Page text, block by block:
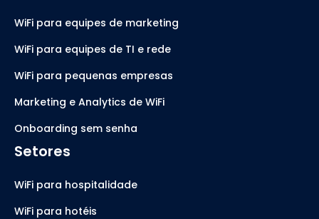
WiFi para equipes de marketing
WiFi para equipes de TI e rede
WiFi para pequenas empresas
Marketing e Analytics de WiFi
Onboarding sem senha
Setores
WiFi para hospitalidade
WiFi para hotéis